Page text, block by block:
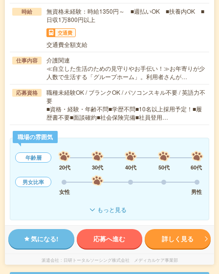
時給
無資格未経験：時給1350円～ ■週払いOK ■扶養内OK ■
日収1万800円以上
交通費
交通費全額支給
仕事内容
介護関連
≪自立した生活のための見守りやお手伝い！≫お年寄りが少
人数で生活する「グループホーム」。利用者さんが…
応募資格
職種未経験OK / ブランクOK / パソコンスキル不要 / 英語力不
要
■資格・経験・年齢不問■学歴不問■10名以上採用予定！■履
歴書不要■面談確約■社会保険完備■社員登用…
職場の雰囲気
年齢層
20代
30代 40代 50代
60代
男女比率
女性
男性
もっと見る
気になる! 応募へ進む 詳しく見る
派遣会社 日研トータルソーシング株式会社 メディカルケア事業部